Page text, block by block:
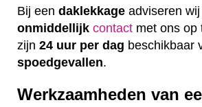
Bij een daklekkage adviseren wij
onmiddellijk contact met ons op
zijn 24 uur per dag beschikbaar
spoedgevallen.
Werkzaamheden van